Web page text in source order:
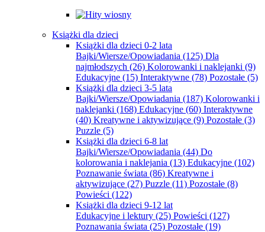
Książki dla dzieci
Książki dla dzieci 0-2 lata
Bajki/Wiersze/Opowiadania (125) Dla
najmłodszych (26) Kolorowanki i naklejanki (9)
Edukacyjne (15) Interaktywne (78) Pozostałe (5)
Książki dla dzieci 3-5 lata
Bajki/Wiersze/Opowiadania (187) Kolorowanki i
naklejanki (168) Edukacyjne (60) Interaktywne
(40) Kreatywne i aktywizujące (9) Pozostałe (3)
Puzzle (5)
Książki dla dzieci 6-8 lat
Bajki/Wiersze/Opowiadania (44) Do
kolorowania i naklejania (13) Edukacyjne (102)
Poznawanie świata (86) Kreatywne i
aktywizujące (27) Puzzle (11) Pozostałe (8)
Powieści (122)
Książki dla dzieci 9-12 lat
Edukacyjne i lektury (25) Powieści (127)
Poznawania świata (25) Pozostałe (19)